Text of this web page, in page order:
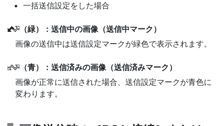
一括送信設定をした場合
X （緑）：送信中の画像（送信中マーク）
画像の送信中は送信設定マークが緑色で表示されます。
Y （青）：送信済みの画像（送信済みマーク）
画像が正常に送信された場合、送信設定マークが青色に
変わります。